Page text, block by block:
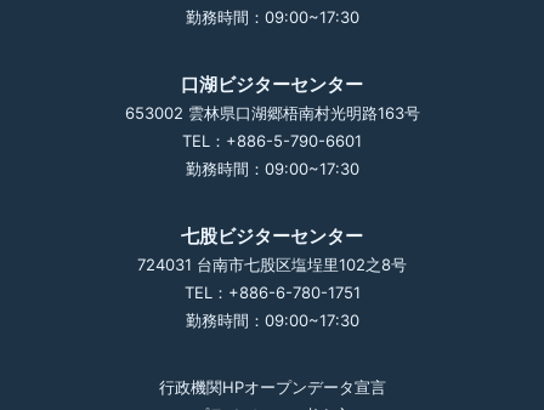
勤務時間：09:00~17:30
口湖ビジターセンター
653002 雲林県口湖郷梧南村光明路163号
TEL：+886-5-790-6601
勤務時間：09:00~17:30
七股ビジターセンター
724031 台南市七股区塩埕里102之8号
TEL：+886-6-780-1751
勤務時間：09:00~17:30
行政機関HPオープンデータ宣言